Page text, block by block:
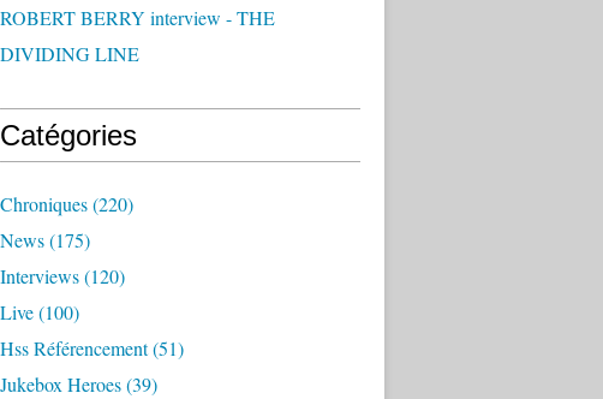
ROBERT BERRY interview - THE
DIVIDING LINE
Catégories
Chroniques(220)
News(175)
Interviews(120)
Live(100)
Hss Référencement(51)
Jukebox Heroes(39)